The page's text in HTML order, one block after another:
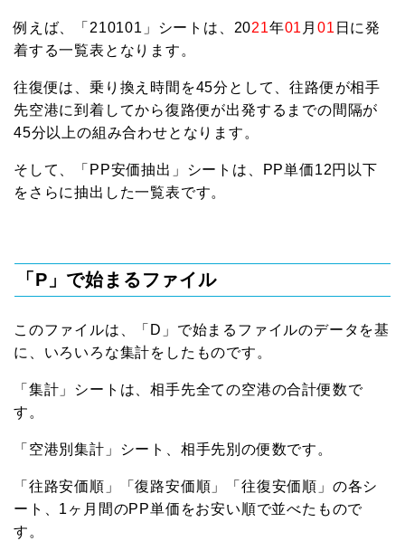
例えば、「210101」シートは、2021年01 月01 日に発
着する一覧表となります。
往復便は、乗り換え時間を45分として、往路便が相手
先空港に到着してから復路便が出発するまでの間隔が
45分以上の組み合わせとなります。
そして、「PP安価抽出」シートは、PP単価12円以下
をさらに抽出した一覧表です。
「P」で始まるファイル
このファイルは、「D」で始まるファイルのデータを基
に、いろいろな集計をしたものです。
「集計」シートは、相手先全ての空港の合計便数で
す。
「空港別集計」シート、相手先別の便数です。
「往路安価順」「復路安価順」「往復安価順」の各シ
ート、1ヶ月間のPP単価をお安い順で並べたもので
す。